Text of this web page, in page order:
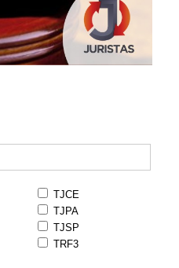
TJCE
TJPA
TJSP
TRF3